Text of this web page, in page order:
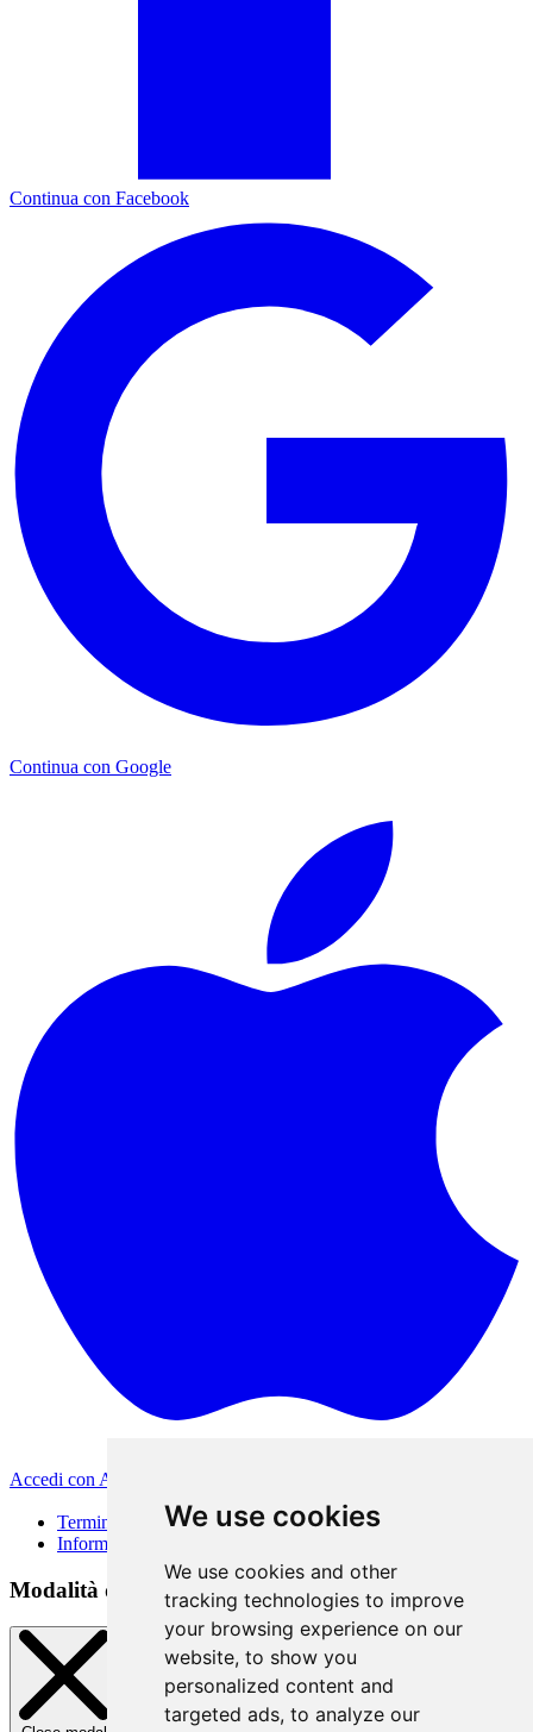
We use cookies
We use cookies and other
tracking technologies to improve
your browsing experience on our
website, to show you
personalized content and
targeted ads, to analyze our
Continua con Facebook
Continua con Google
Accedi con Apple
Termini di Utilizzo
Informativa sulla privacy
Modalità di accesso